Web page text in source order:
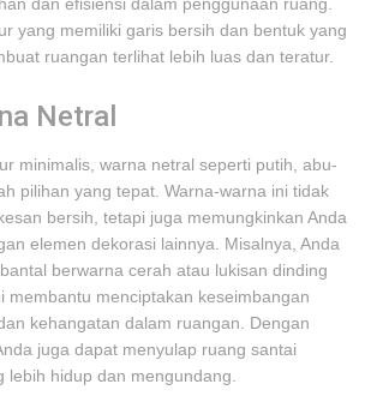
yang memiliki garis bersih dan bentuk yang
ruangan terlihat lebih luas dan teratur.
Netral
minimalis, warna netral seperti putih, abu-
pilihan yang tepat. Warna-warna ini tidak
bersih, tetapi juga memungkinkan Anda
elemen dekorasi lainnya. Misalnya, Anda
berwarna cerah atau lukisan dinding
membantu menciptakan keseimbangan
kehangatan dalam ruangan. Dengan
juga dapat menyulap ruang santai
lebih hidup dan mengundang.